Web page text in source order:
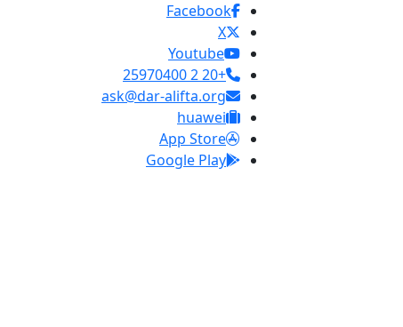
Facebook
X
Youtube
+20 2 25970400
ask@dar-alifta.org
huawei
App Store
Google Play